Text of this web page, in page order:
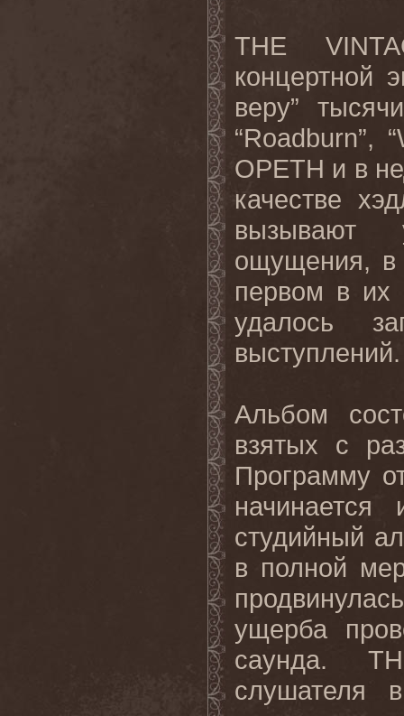
THE
концертной
веру”
“Roadburn”, “
OPETH и в
качестве
вызывают
ощущения, в
первом в их
удалось
выступлений.
Альбом
взятых
с
Программу
студийный
в полной
ущерба
саунда.
слушателя